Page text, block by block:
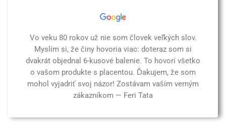
Vo veku 80 rokov už nie som človek veľkých slov.
Myslím si, že činy hovoria viac: doteraz som si
dvakrát objednal 6-kusové balenie. To hovorí všetko
o vašom produkte s placentou. Ďakujem, že som
mohol vyjadriť svoj názor! Zostávam vaším verným
zákazníkom — Feri Tata